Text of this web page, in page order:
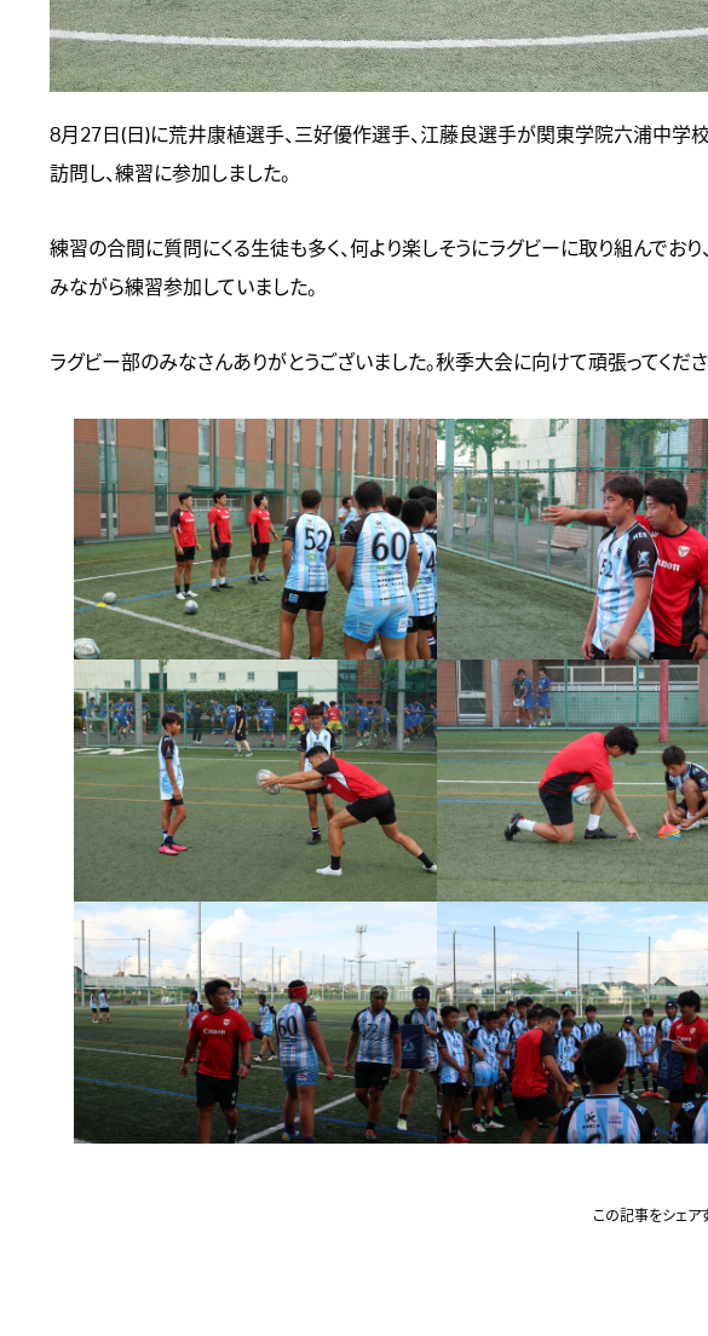
8月27日(日)に荒井康植選手、三好優作選手、江藤良選手が関東学院六浦中学
訪問し、練習に参加しました。
練習の合間に質問にくる生徒も多く、何より楽しそうにラグビーに取り組んでおり
みながら練習参加していました。
ラグビー部のみなさんありがとうございました。秋季大会に向けて頑張ってくださ
この記事をシェア